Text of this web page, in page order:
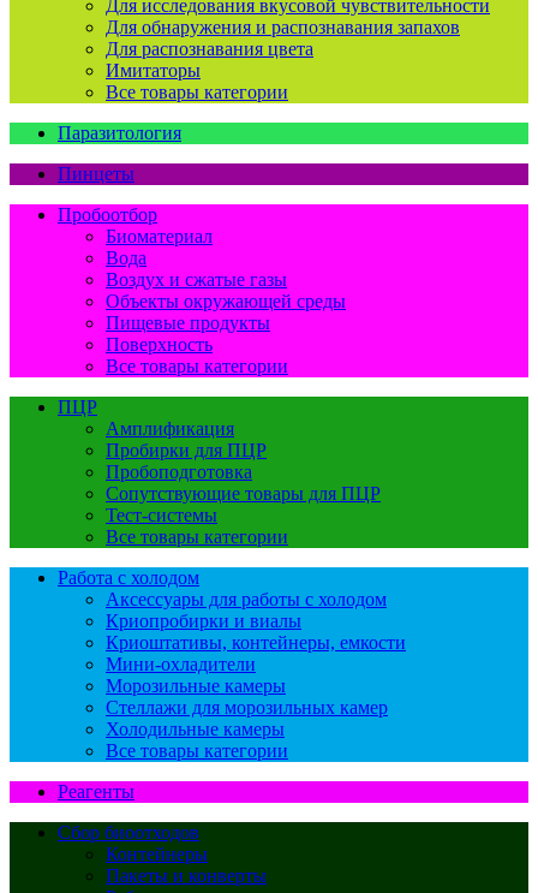
Для исследования вкусовой чувствительности
Для обнаружения и распознавания запахов
Для распознавания цвета
Имитаторы
Все товары категории
Паразитология
Пинцеты
Пробоотбор
Биоматериал
Вода
Воздух и сжатые газы
Объекты окружающей среды
Пищевые продукты
Поверхность
Все товары категории
ПЦР
Амплификация
Пробирки для ПЦР
Пробоподготовка
Сопутствующие товары для ПЦР
Тест-системы
Все товары категории
Работа с холодом
Аксессуары для работы с холодом
Криопробирки и виалы
Криоштативы, контейнеры, емкости
Мини-охладители
Морозильные камеры
Стеллажи для морозильных камер
Холодильные камеры
Все товары категории
Реагенты
Сбор биоотходов
Контейнеры
Пакеты и конверты